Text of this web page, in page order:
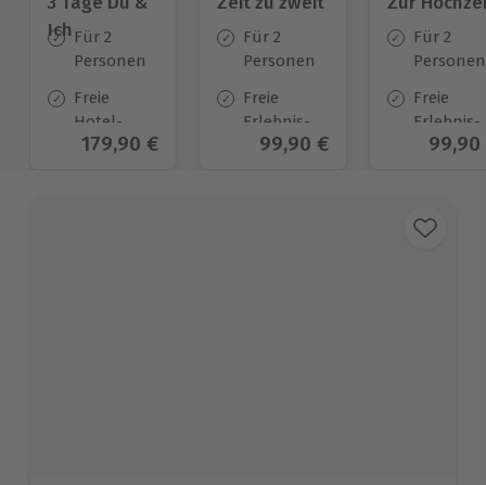
Ich Für 2
Personen
Freie
Hotel-
Auswahl
Aktueller Preis
179,90 €
Für 2
Personen
Freie
Erlebnis-
Auswahl
Aktueller Preis
99,90 €
Für 2
Personen
Freie
Erlebnis-
Auswahl
99,90